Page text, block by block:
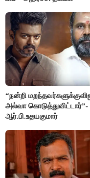
“நன்றி
அல்வா கொடுத்துவிட்டார்”-
ஆர்.பி.உதயகுமார்